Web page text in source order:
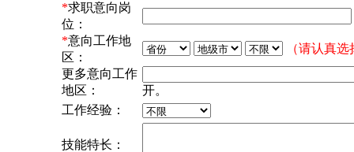
*求职意向岗
位：
*意向工作地
区：
（请认真
更多意向工作
地区：
开。
工作经验：
技能特长：